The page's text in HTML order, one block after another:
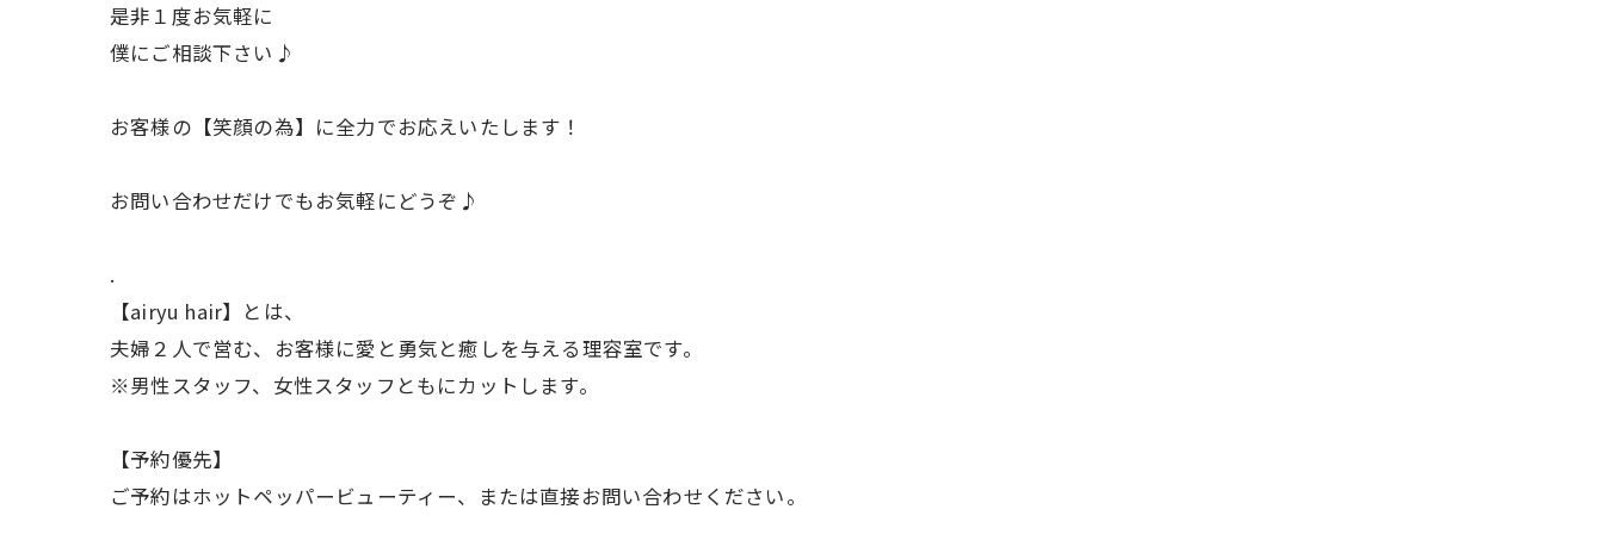
是非１度お気軽に
僕にご相談下さい♪
お客様の【笑顔の為】に全力でお応えいたします！
お問い合わせだけでもお気軽にどうぞ♪
.
【airyu hair】とは、
夫婦２人で営む、お客様に愛と勇気と癒しを与える理容室です。
※男性スタッフ、女性スタッフともにカットします。
【予約優先】
ご予約はホットペッパービューティー、または直接お問い合わせください。